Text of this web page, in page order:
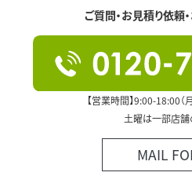
ご質問・お見積り依頼
【営業時間】9:00-18:00（
土曜は一部店
MAIL